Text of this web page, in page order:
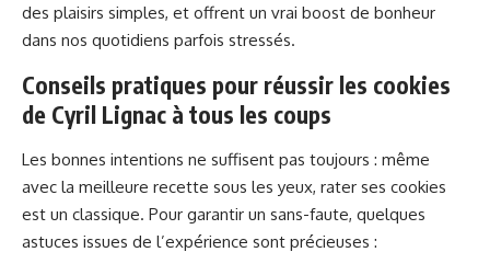
des plaisirs simples, et offrent un vrai boost de bonheur
dans nos quotidiens parfois stressés.
Conseils pratiques pour réussir les cookies
de Cyril Lignac à tous les coups
Les bonnes intentions ne suffisent pas toujours : même
avec la meilleure recette sous les yeux, rater ses cookies
est un classique. Pour garantir un sans-faute, quelques
astuces issues de l’expérience sont précieuses :